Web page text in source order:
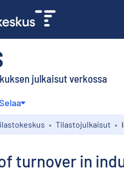
julkaisut verkossa
Tilastojulkaisut
turnover in